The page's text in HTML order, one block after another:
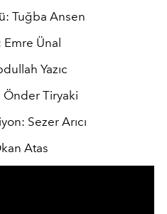
Tuğba Ansen
Emre Ünal
Yazıc
Önder Tiryaki
Sezer Arıcı
Atas